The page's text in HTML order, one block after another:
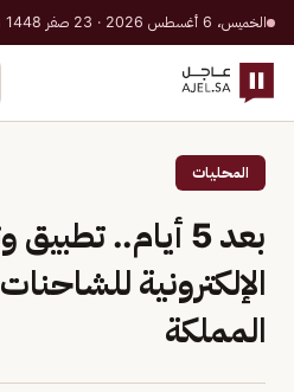
الخميس، 6 أغسطس 2026 · 23 صفر 1448 هـ
المحليات
بعد 5 أيام..
الإلكترونية
المملكة